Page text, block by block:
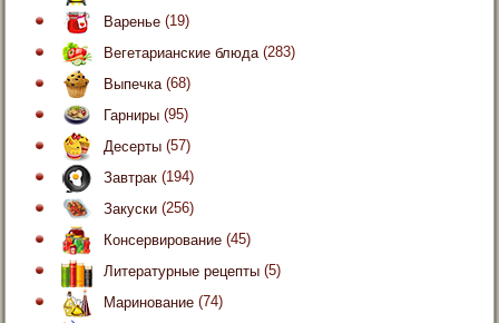
Варенье (19)
Вегетарианские блюда (283)
Выпечка (68)
Гарниры (95)
Десерты (57)
Завтрак (194)
Закуски (256)
Консервирование (45)
Литературные рецепты (5)
Маринование (74)